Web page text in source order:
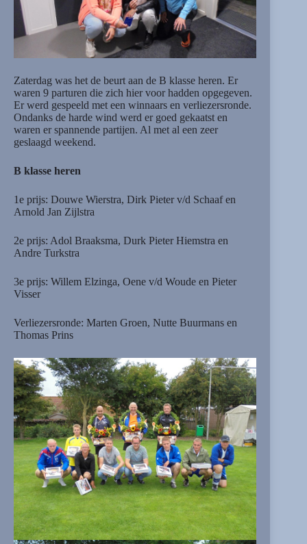
Zaterdag was het de beurt aan de B klasse heren. Er
waren 9 parturen die zich hier voor hadden opgegeven.
Er werd gespeeld met een winnaars en verliezersronde.
Ondanks de harde wind werd er goed gekaatst en
waren er spannende partijen. Al met al een zeer
geslaagd weekend.
B klasse heren
1e prijs: Douwe Wierstra, Dirk Pieter v/d Schaaf en
Arnold Jan Zijlstra
2e prijs: Adol Braaksma, Durk Pieter Hiemstra en
Andre Turkstra
3e prijs: Willem Elzinga, Oene v/d Woude en Pieter
Visser
Verliezersronde: Marten Groen, Nutte Buurmans en
Thomas Prins